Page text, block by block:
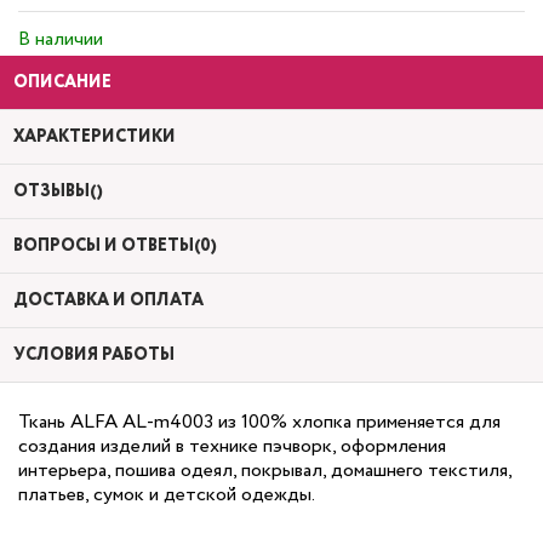
В наличии
ОПИСАНИЕ
ХАРАКТЕРИСТИКИ
ОТЗЫВЫ()
ВОПРОСЫ И ОТВЕТЫ(0)
ДОСТАВКА И ОПЛАТА
УСЛОВИЯ РАБОТЫ
Ткань ALFA AL-m4003 из 100% хлопка применяется для
создания изделий в технике пэчворк, оформления
интерьера, пошива одеял, покрывал, домашнего текстиля,
платьев, сумок и детской одежды.